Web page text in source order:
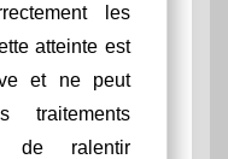
les
atteinte est
et ne peut
de ralentir